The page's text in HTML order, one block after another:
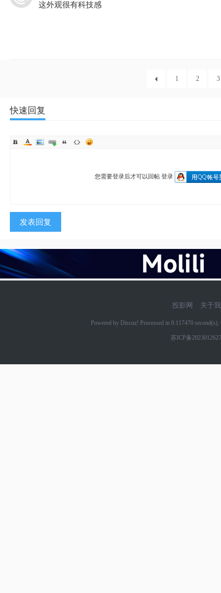
这外观很有科技感
1 2 3
快速回复
您需要登录后才可以回帖 登录
发表回复
投影网 关于
Powered by Discuz! Processed in 0.117470
苏ICP备